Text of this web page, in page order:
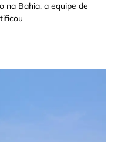
na Bahia, a equipe de